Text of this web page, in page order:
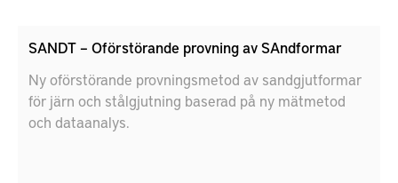
SANDT – Oförstörande provning av SAndformar
Ny oförstörande provningsmetod av sandgjutformar
för järn och stålgjutning baserad på ny mätmetod
och dataanalys.